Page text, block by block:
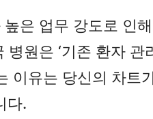
은 업무 강도로 인
원은 ‘기존 환자
이유는 당신의 차트
다.